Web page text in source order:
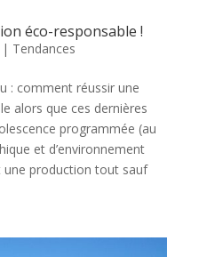
éco-responsable !
Tendances
: comment réussir une
alors que ces dernières
programmée (au
et d’environnement
une production tout sauf